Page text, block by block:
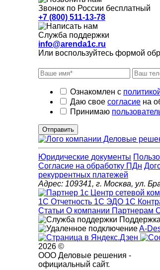
Звонок по России бесплатный
+7 (800) 511-13-78
Служба поддержки
info@arenda1c.ru
Или воспользуйтесь формой
Ознакомлен с
Даю свое согласие на
Принимаю
Отправить
Юридические документы
Cогласие на обработку ПДн
рекуррентных платежей
Адрес: 109341, г. Москва, ул.
1С Отчетность 1С ЭДО 1С
Статьи О компании Партнерам
A-
2026 ©
ООО Деловые решения -
официальный сайт.